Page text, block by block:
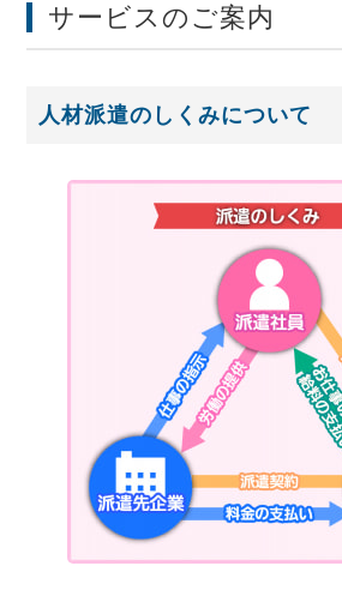
サービスのご案内
人材派遣のしくみについて